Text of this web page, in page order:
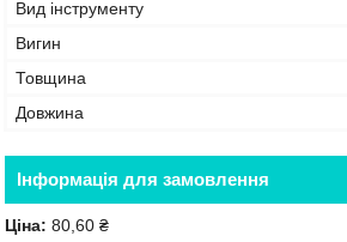
Вид інструменту
Вигин
Товщина
Довжина
Інформація для замовлення
Ціна: 80,60 ₴